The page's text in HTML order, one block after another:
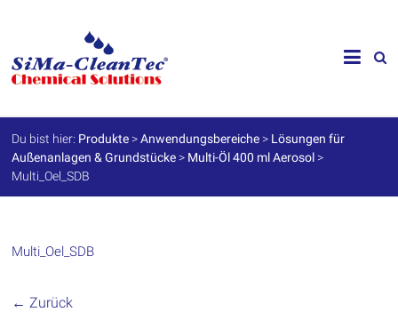
SiMa-
Cleantec
GmbH
Spezialprodukte
für
Instandhaltung
Du bist hier: Produkte >Anwendungsbereiche > Lösungen für
Außenanlagen & Grundstücke > Multi-Öl 400 ml Aerosol >
Multi_Oel_SDB
Multi_Oel_SDB
← Zurück